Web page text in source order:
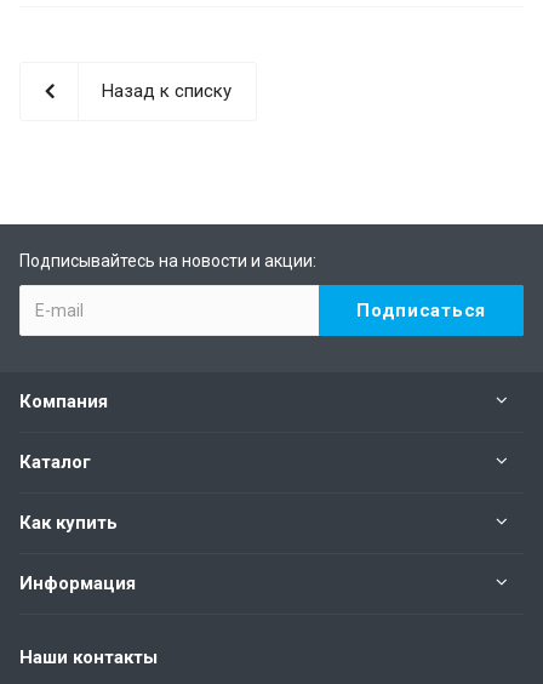
Назад к списку
Подписывайтесь на новости и акции:
Компания
Каталог
Как купить
Информация
Наши контакты